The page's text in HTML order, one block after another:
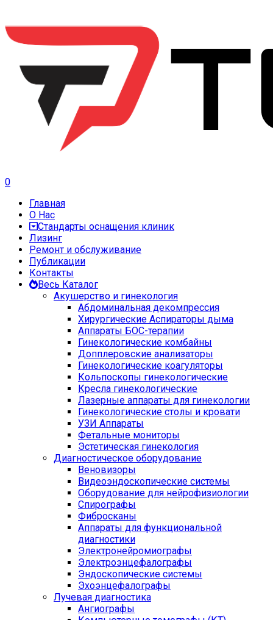
0
Главная
О Нас
Стандарты оснащения клиник
Лизинг
Ремонт и обслуживание
Публикации
Контакты
Весь Каталог
Акушерство и гинекология
Абдоминальная декомпрессия
Хирургические Аспираторы дыма
Аппараты БОС-терапии
Гинекологические комбайны
Допплеровские анализаторы
Гинекологические коагуляторы
Кольпоскопы гинекологические
Кресла гинекологические
Лазерные аппараты для гинекологии
Гинекологические столы и кровати
УЗИ Аппараты
Фетальные мониторы
Эстетическая гинекология
Диагностическое оборудование
Веновизоры
Видеоэндоскопические системы
Оборудование для нейрофизиологии
Спирографы
Фибросканы
Аппараты для функциональной
диагностики
Электронейромиографы
Электроэнцефалографы
Эндоскопические системы
Эхоэнцефалографы
Лучевая диагностика
Ангиографы